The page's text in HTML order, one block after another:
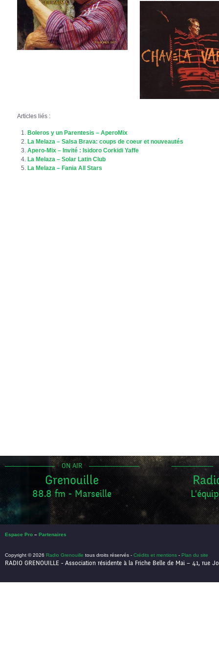
Articles liés :
Boleros y un Parentesis – AperoMix
La Melaza – Salsa Brava: coups de coeur et nouveautés
Apero-Mix – Invité : Isidoro Corkidi Yaffe
La Melaza – Solar Latin Club
La Melaza – Fania All Stars
ON AIR
Grenouille
88.8 fm - Marseille
Espace Pro – Partenaires
Copyright © 2026 Radio Grenouille tous droits réservés - Crédits et mentions - Plan du site
RADIO GRENOUILLE - Association résidente à la Friche Belle de Mai – 41, rue